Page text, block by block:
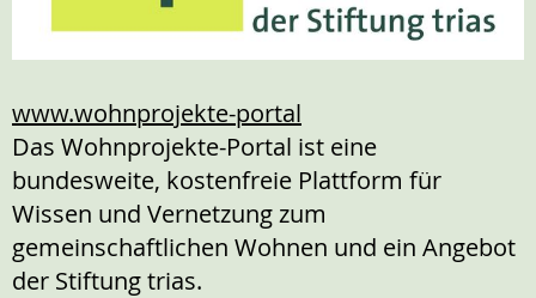
www.wohnprojekte-portal
Das Wohnprojekte-Portal ist eine
bundesweite, kostenfreie Plattform für
Wissen und Vernetzung zum
gemeinschaftlichen Wohnen und ein Angebot
der Stiftung trias.